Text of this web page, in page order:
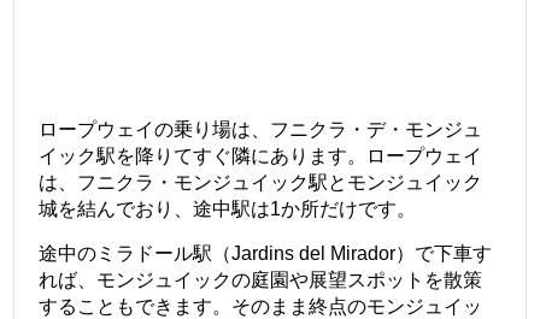
ロープウェイの乗り場は、フニクラ・デ・モンジュ
イック駅を降りてすぐ隣にあります。ロープウェイ
は、フニクラ・モンジュイック駅とモンジュイック
城を結んでおり、途中駅は1か所だけです。
途中のミラドール駅（Jardins del Mirador）で下車す
れば、モンジュイックの庭園や展望スポットを散策
することもできます。そのまま終点のモンジュイッ